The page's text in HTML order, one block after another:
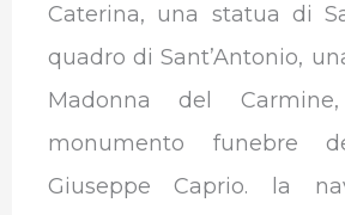
Caterina, una statua di
quadro di Sant’Antonio,
Madonna del
monumento funebre
Giuseppe Caprio. la